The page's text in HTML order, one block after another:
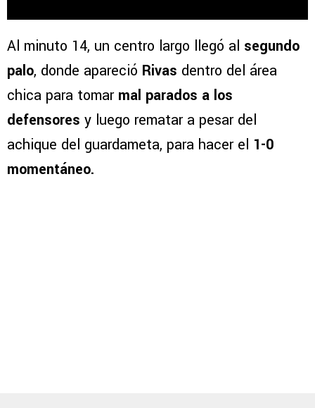
Al minuto 14, un centro largo llegó al segundo
palo, donde apareció Rivas dentro del área
chica para tomar mal parados a los
defensores y luego rematar a pesar del
achique del guardameta, para hacer el 1-0
momentáneo.